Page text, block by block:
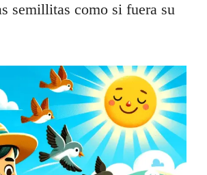
semillitas como si fuera su